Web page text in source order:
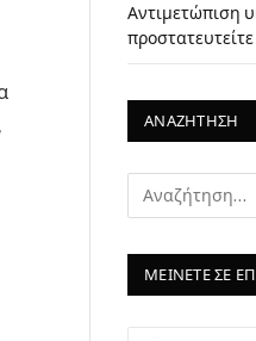
Αντιμετώπιση
ΑΝΑΖΗΤΗΣΗ
ΜΕΙΝΕΤΕ ΣΕ